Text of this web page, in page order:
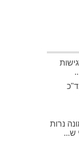
נרות
ש...